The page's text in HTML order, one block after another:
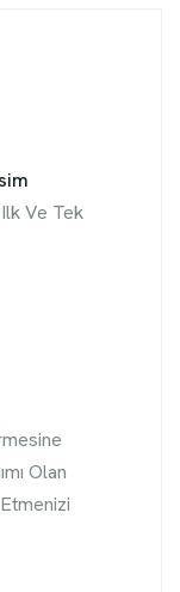
Ve Tek
Olan